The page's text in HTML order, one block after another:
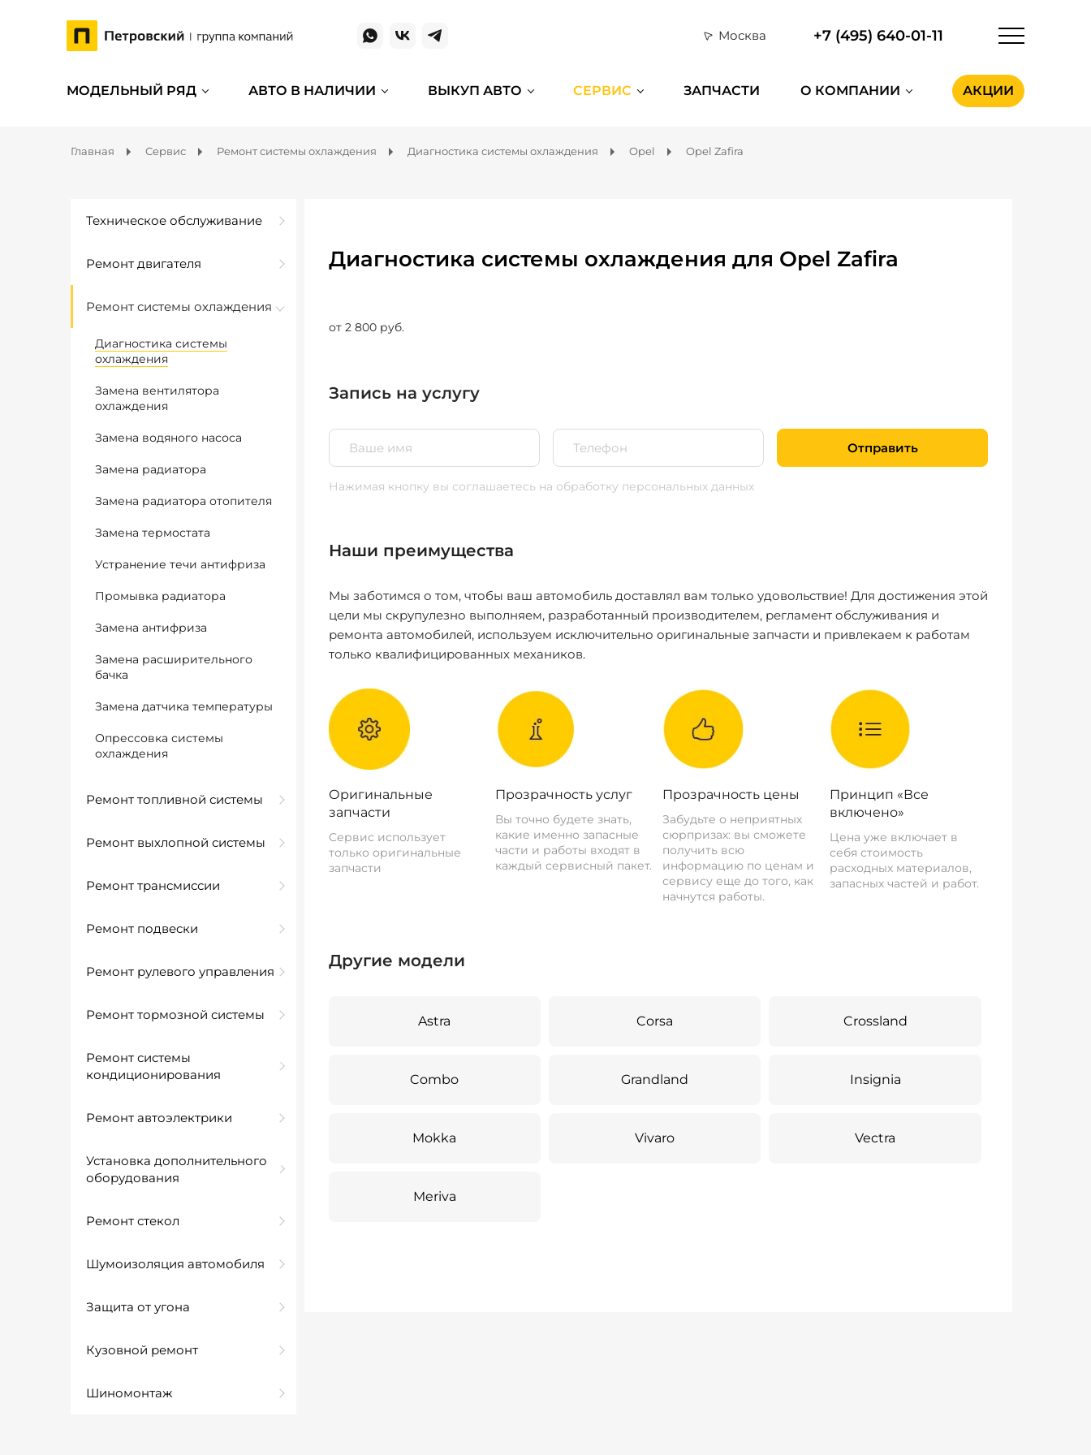
Москва +7 (495) 640-01-11
МОДЕЛЬНЫЙ РЯД АВТО В НАЛИЧИИ ВЫКУП АВТО СЕРВИС ЗАПЧАСТИ О КОМПАНИИ АКЦИИ
Главная Сервис Ремонт системы охлаждения Диагностика системы охлаждения Opel Opel Zafira
Техническое обслуживание
Ремонт двигателя
Ремонт системы охлаждения
Диагностика системы
охлаждения
Замена вентилятора
охлаждения
Замена водяного насоса
Замена радиатора
Замена радиатора отопителя
Замена термостата
Устранение течи антифриза
Промывка радиатора
Замена антифриза
Замена расширительного
бачка
Замена датчика температуры
Опрессовка системы
охлаждения
Ремонт топливной системы
Ремонт выхлопной системы
Ремонт трансмиссии
Ремонт подвески
Ремонт рулевого управления
Ремонт тормозной системы
Ремонт системы
кондиционирования
Ремонт автоэлектрики
Установка дополнительного
оборудования
Ремонт стекол
Шумоизоляция автомобиля
Защита от угона
Кузовной ремонт
Шиномонтаж
Диагностика системы охлаждения для Opel Zafira
от 2 800 руб.
Запись на услугу
Отправить
Нажимая кнопку вы соглашаетесь на обработку персональных данных
Наши преимущества
Мы заботимся о том, чтобы ваш автомобиль доставлял вам только удовольствие! Для достижения этой
цели мы скрупулезно выполняем, разработанный производителем, регламент обслуживания и
ремонта автомобилей, используем исключительно оригинальные запчасти и привлекаем к работам
только квалифицированных механиков.
Оригинальные
запчасти
Сервис использует
только оригинальные
запчасти
Прозрачность услуг
Вы точно будете знать,
какие именно запасные
части и работы входят в
каждый сервисный пакет.
Прозрачность цены
Забудьте о неприятных
сюрпризах: вы сможете
получить всю
информацию по ценам и
сервису еще до того, как
начнутся работы.
Принцип «Все
включено»
Цена уже включает в
себя стоимость
расходных материалов,
запасных частей и работ.
Другие модели
Astra Corsa Crossland
Combo Grandland Insignia
Mokka Vivaro Vectra
Meriva